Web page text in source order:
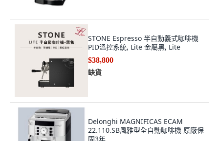
STONE Espresso 半自動義式咖啡機
PID溫控系統, Lite 金屬黑, Lite
$38,800
缺貨
Delonghi MAGNIFICAS ECAM
22.110.SB風雅型全自動咖啡機 原廠保
固3年